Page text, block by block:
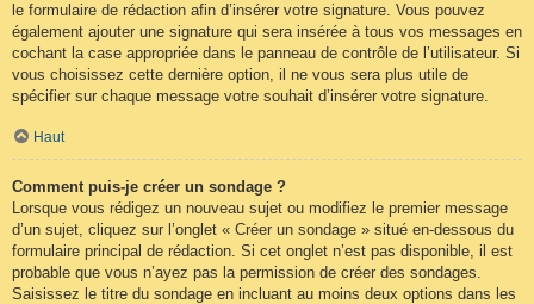
le formulaire de rédaction afin d’insérer votre signature. Vous pouvez
également ajouter une signature qui sera insérée à tous vos messages en
cochant la case appropriée dans le panneau de contrôle de l’utilisateur. Si
vous choisissez cette dernière option, il ne vous sera plus utile de
spécifier sur chaque message votre souhait d’insérer votre signature.
Haut
Comment puis-je créer un sondage ?
Lorsque vous rédigez un nouveau sujet ou modifiez le premier message
d’un sujet, cliquez sur l’onglet « Créer un sondage » situé en-dessous du
formulaire principal de rédaction. Si cet onglet n’est pas disponible, il est
probable que vous n’ayez pas la permission de créer des sondages.
Saisissez le titre du sondage en incluant au moins deux options dans les